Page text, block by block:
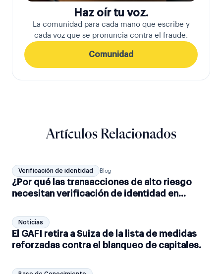
Haz oír tu voz.
La comunidad para cada mano que escribe y
cada voz que se pronuncia contra el fraude.
Comunidad
Artículos Relacionados
Verificación de identidad Blog
¿Por qué las transacciones de alto riesgo
necesitan verificación de identidad en
Noticias
El GAFI retira a Suiza de la lista de medidas
reforzadas contra el blanqueo de capitales.